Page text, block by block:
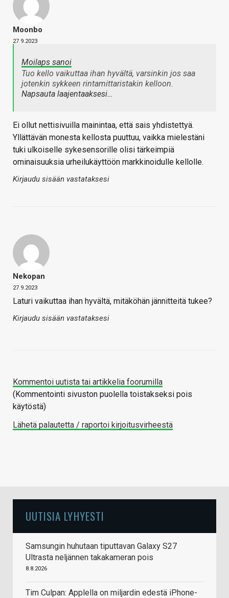
Moonbo
27.9.2023
Moilaps sanoi
Tuo kello vaikuttaa ihan hyvältä, varsinkin jos saa
jotenkin sykkeen rintamittaristakin kelloon.
Napsauta laajentaaksesi…
Ei ollut nettisivuilla mainintaa, että sais yhdistettyä.
Yllättävän monesta kellosta puuttuu, vaikka mielestäni
tuki ulkoiselle sykesensorille olisi tärkeimpiä
ominaisuuksia urheilukäyttöön markkinoidulle kellolle.
Kirjaudu sisään vastataksesi
Nekopan
27.9.2023
Laturi vaikuttaa ihan hyvältä, mitäköhän jännitteitä tukee?
Kirjaudu sisään vastataksesi
Kommentoi uutista tai artikkelia foorumilla
(Kommentointi sivuston puolella toistakseksi pois
käytöstä)
Lähetä palautetta / raportoi kirjoitusvirheestä
UUTISIA LYHYESTI
Samsungin huhutaan tiputtavan Galaxy S27
Ultrasta neljännen takakameran pois
8.8.2026
Tim Culpan: Applella on miljardin edestä iPhone-